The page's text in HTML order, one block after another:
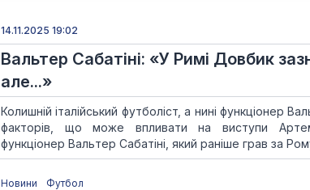
14.11.2025 19:02
Вальтер Сабатіні: «У Римі Довбик
але...»
Колишній італійський футболіст, а нині функціонер
факторів, що може впливати на виступи
функціонер Вальтер Сабатіні, який раніше грав за
Новини Футбол